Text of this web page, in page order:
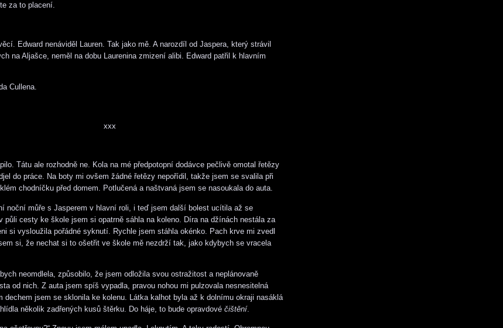
za to placení.
Edward nenáviděl Lauren. Tak jako mě. A narozdíl od Jaspera, který strávil
na Aljašce, neměl na dobu Laurenina zmizení alibi. Edward patřil k hlavním
Cullena.
xxx
Tátu ale rozhodně ne. Kola na mé předpotopní dodávce pečlivě omotal řetězy
do práce. Na boty mi ovšem žádné řetězy nepořídil, takže jsem se svalila při
chodníčku před domem. Potlučená a naštvaná jsem se nasoukala do auta.
noční můře s Jasperem v hlavní roli, i teď jsem další bolest ucítila až se
půli cesty ke škole jsem si opatrně sáhla na koleno. Díra na džínách nestála za
si vysloužila pořádné syknutí. Rychle jsem stáhla okénko. Pach krve mi zvedl
si, že nechat si to ošetřit ve škole mě nezdrží tak, jako kdybych se vracela
neomdlela, způsobilo, že jsem odložila svou ostražitost a neplánovaně
od nich. Z auta jsem spíš vypadla, pravou nohou mi pulzovala nesnesitelná
dechem jsem se sklonila ke kolenu. Látka kalhot byla až k dolnímu okraji nasáklá
několik zadřených kusů štěrku. Do háje, to bude opravdové čištění.